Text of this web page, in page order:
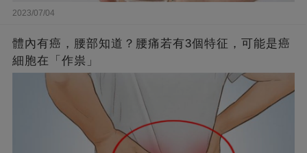
2023/07/04
體內有癌，腰部知道？腰痛若有3個特征，可能是癌
細胞在「作祟」